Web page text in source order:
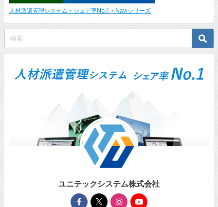
人材派遣管理システム＜シェア率No.1＞Naviシリーズ
ユニテックシステム株式会社